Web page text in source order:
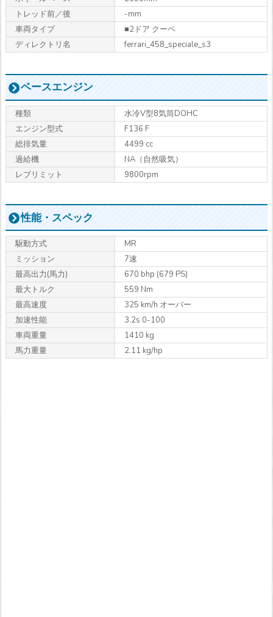
トレッド前／後
-mm
車両タイプ
■2ドア クーペ
ディレクトリ名
ferrari_458_speciale_s3
ベースエンジン
種類
水冷V型8気筒DOHC
エンジン型式
F136 F
総排気量
4499 cc
過給機
NA（自然吸気）
レブリミット
9800rpm
性能・スペック
駆動方式
MR
ミッション
7速
最高出力(馬力)
670 bhp (679 PS)
最大トルク
559 Nm
最高速度
325 km/h オーバー
加速性能
3.2s 0-100
車両重量
1410 kg
馬力重量
2.11 kg/hp